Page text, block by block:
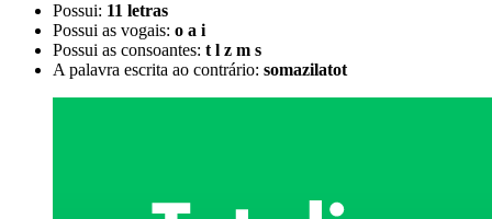
Possui: 11 letras
Possui as vogais: o a i
Possui as consoantes: t l z m s
A palavra escrita ao contrário: somazilatot